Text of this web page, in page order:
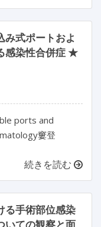
み式ポートおよ
感染性合併症 ★
ports and
窶登
続きを読む
る手術部位感染